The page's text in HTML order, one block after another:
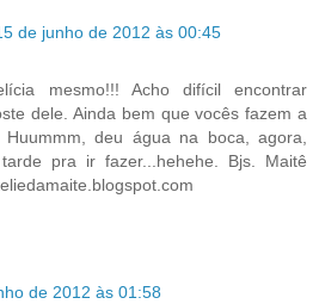
de junho de 2012 às 00:45
mesmo!!! Acho difícil encontrar
dele. Ainda bem que vocês fazem a
deu água na boca, agora,
pra ir fazer...hehehe. Bjs. Maitê
de 2012 às 01:58